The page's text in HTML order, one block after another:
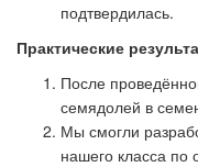
подтвердилась.
Практические
После
семядолей в
Мы смогли
нашего класса по